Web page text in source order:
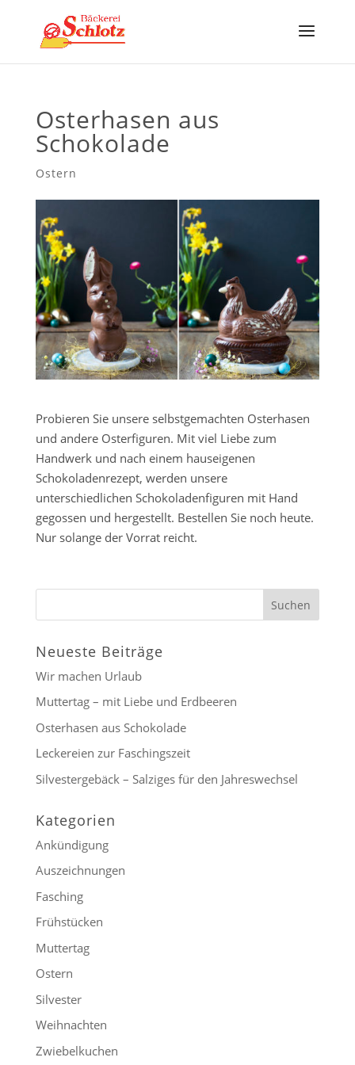
Osterhasen aus
Schokolade
Ostern
Probieren Sie unsere selbstgemachten Osterhasen
und andere Osterfiguren. Mit viel Liebe zum
Handwerk und nach einem hauseigenen
Schokoladenrezept, werden unsere
unterschiedlichen Schokoladenfiguren mit Hand
gegossen und hergestellt. Bestellen Sie noch heute.
Nur solange der Vorrat reicht.
Neueste Beiträge
Wir machen Urlaub
Muttertag – mit Liebe und Erdbeeren
Osterhasen aus Schokolade
Leckereien zur Faschingszeit
Silvestergebäck – Salziges für den Jahreswechsel
Kategorien
Ankündigung
Auszeichnungen
Fasching
Frühstücken
Muttertag
Ostern
Silvester
Weihnachten
Zwiebelkuchen